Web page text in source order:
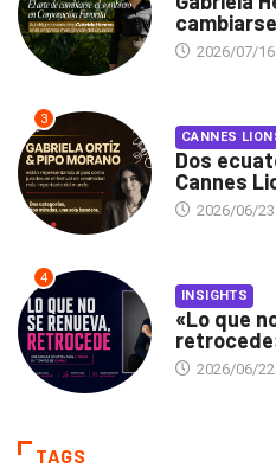
2026/07/16
3
CANNES
Dos
Cannes
2026/06/23
4
INSIGHTS
«Lo que
2026/06/22
TAGS